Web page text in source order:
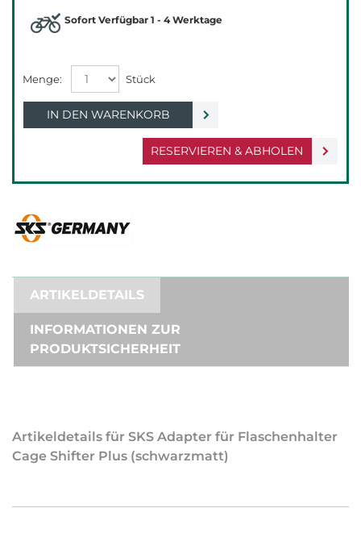
RESERVIEREN & ABHOLEN
Sofort Verfügbar 1 - 4 Werktage
IN DEN WARENKORB
ARTIKELDETAILS
INFORMATIONEN ZUR
PRODUKTSICHERHEIT
Artikeldetails für SKS Adapter für Flaschenhalter
Cage Shifter Plus (schwarzmatt)